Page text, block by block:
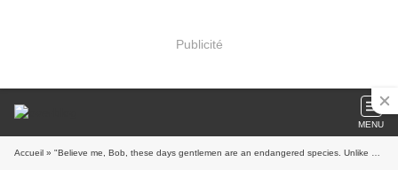
Publicité
MENU
Accueil » "Believe me, Bob, these days gentlemen are an endangered species. Unlike bloody drag queens who just keep breeding like rabbits."